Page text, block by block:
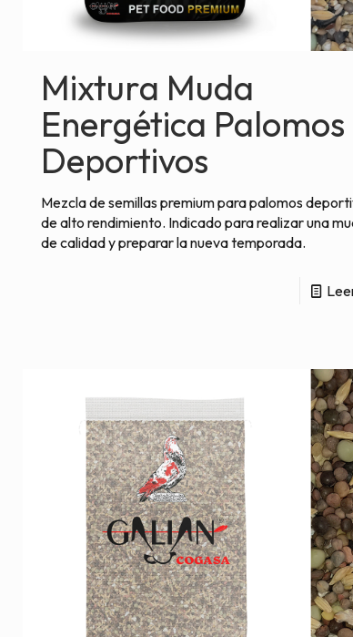
Mixtura Muda
Energética Palomos
Deportivos
Mezcla de semillas premium para palomos
de alto rendimiento. Indicado para realizar una
de calidad y preparar la nueva temporada.